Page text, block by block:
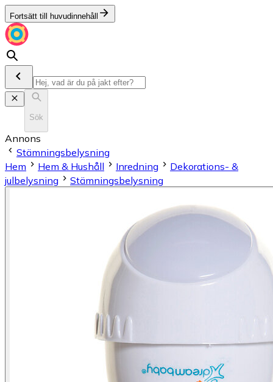
Fortsätt till huvudinnehåll
Sök
Annons
Stämningsbelysning
Hem
Hem & Hushåll Inredning
Dekorations- &
julbelysning
Stämningsbelysning